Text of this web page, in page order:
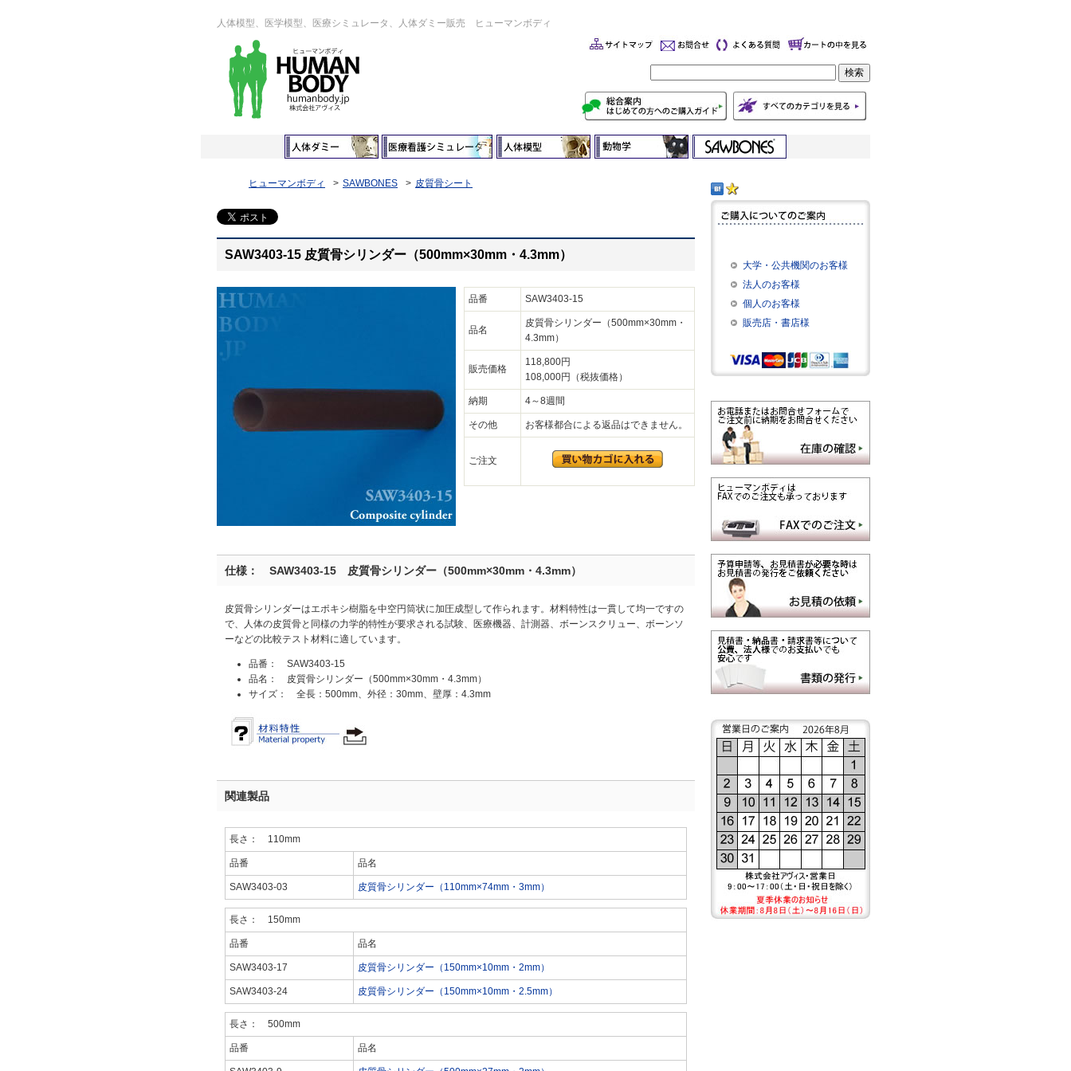
人体模型、医学模型、医療シミュレータ、人体ダミー販売 ヒューマンボディ
ヒューマンボディ SAWBONES 皮質骨シート
SAW3403-15 皮質骨シリンダー（500mm×30mm・4.3mm）
品番 SAW3403-15
品名
皮質骨シリンダー（500mm×30mm・
4.3mm）
販売価格
118,800円
108,000円（税抜価格）
納期 4～8週間
その他 お客様都合による返品はできません。
ご注文
仕様： SAW3403-15 皮質骨シリンダー（500mm×30mm・4.3mm）
皮質骨シリンダーはエポキシ樹脂を中空円筒状に加圧成型して作られます。材料特性は一貫して均一ですの
で、人体の皮質骨と同様の力学的特性が要求される試験、医療機器、計測器、ボーンスクリュー、ボーンソ
ーなどの比較テスト材料に適しています。
品番： SAW3403-15
品名： 皮質骨シリンダー（500mm×30mm・4.3mm）
サイズ： 全長：500mm、外径：30mm、壁厚：4.3mm
関連製品
長さ： 110mm
品番 品名
SAW3403-03 皮質骨シリンダー（110mm×74mm・3mm）
長さ： 150mm
品番 品名
SAW3403-17 皮質骨シリンダー（150mm×10mm・2mm）
SAW3403-24 皮質骨シリンダー（150mm×10mm・2.5mm）
長さ： 500mm
品番 品名
大学・公共機関のお客様
法人のお客様
個人のお客様
販売店・書店様